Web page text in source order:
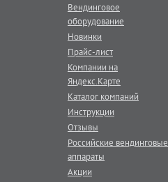
Вендинговое
оборудование
Новинки
Прайс-лист
Компании на
Яндекс.Карте
Каталог компаний
Инструкции
Отзывы
Российские вендинговые
аппараты
Акции